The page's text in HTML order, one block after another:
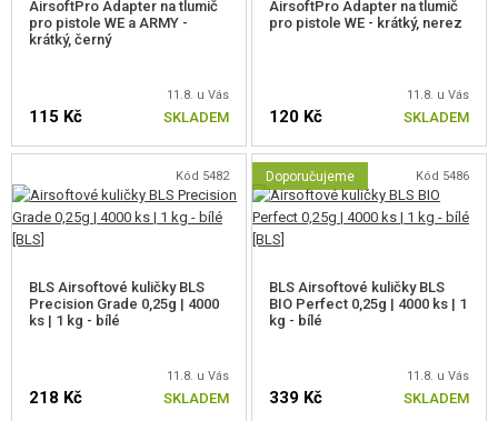
AirsoftPro Adapter na tlumič
pro pistole WE a ARMY -
krátký, černý
11.8. u Vás
115 Kč SKLADEM
AirsoftPro Adapter na tlumič
pro pistole WE - krátký, nerez
11.8. u Vás
120 Kč SKLADEM
Kód 5482
BLS Airsoftové kuličky BLS
Precision Grade 0,25g | 4000
ks | 1 kg - bílé
11.8. u Vás
218 Kč SKLADEM
Doporučujeme Kód 5486
BLS Airsoftové kuličky BLS
BIO Perfect 0,25g | 4000 ks | 1
kg - bílé
11.8. u Vás
339 Kč SKLADEM